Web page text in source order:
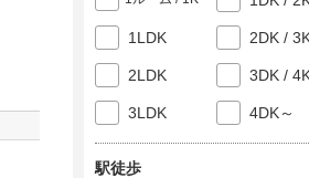
1LDK 2DK /
2LDK 3DK /
3LDK 4DK～
駅徒歩